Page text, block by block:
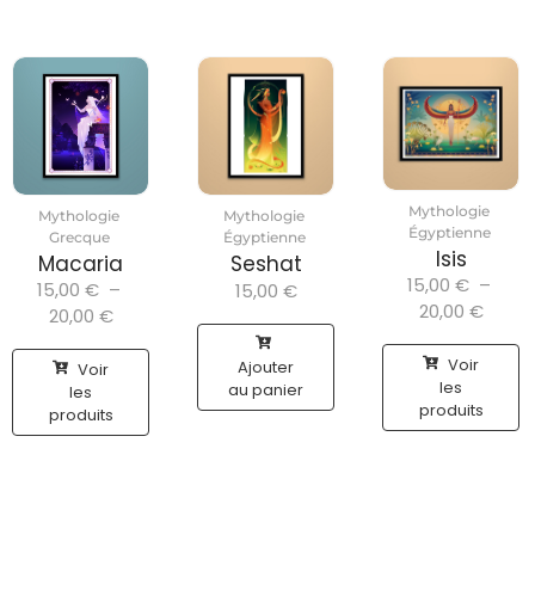
Mythologie
Grecque
Macaria
15,00 € –
20,00 €
Voir
les
produits
Mythologie
Égyptienne
Seshat
15,00 €
Ajouter
au panier
Mythologie
Égyptienne
Isis
15,00 € –
20,00 €
Voir
les
produits